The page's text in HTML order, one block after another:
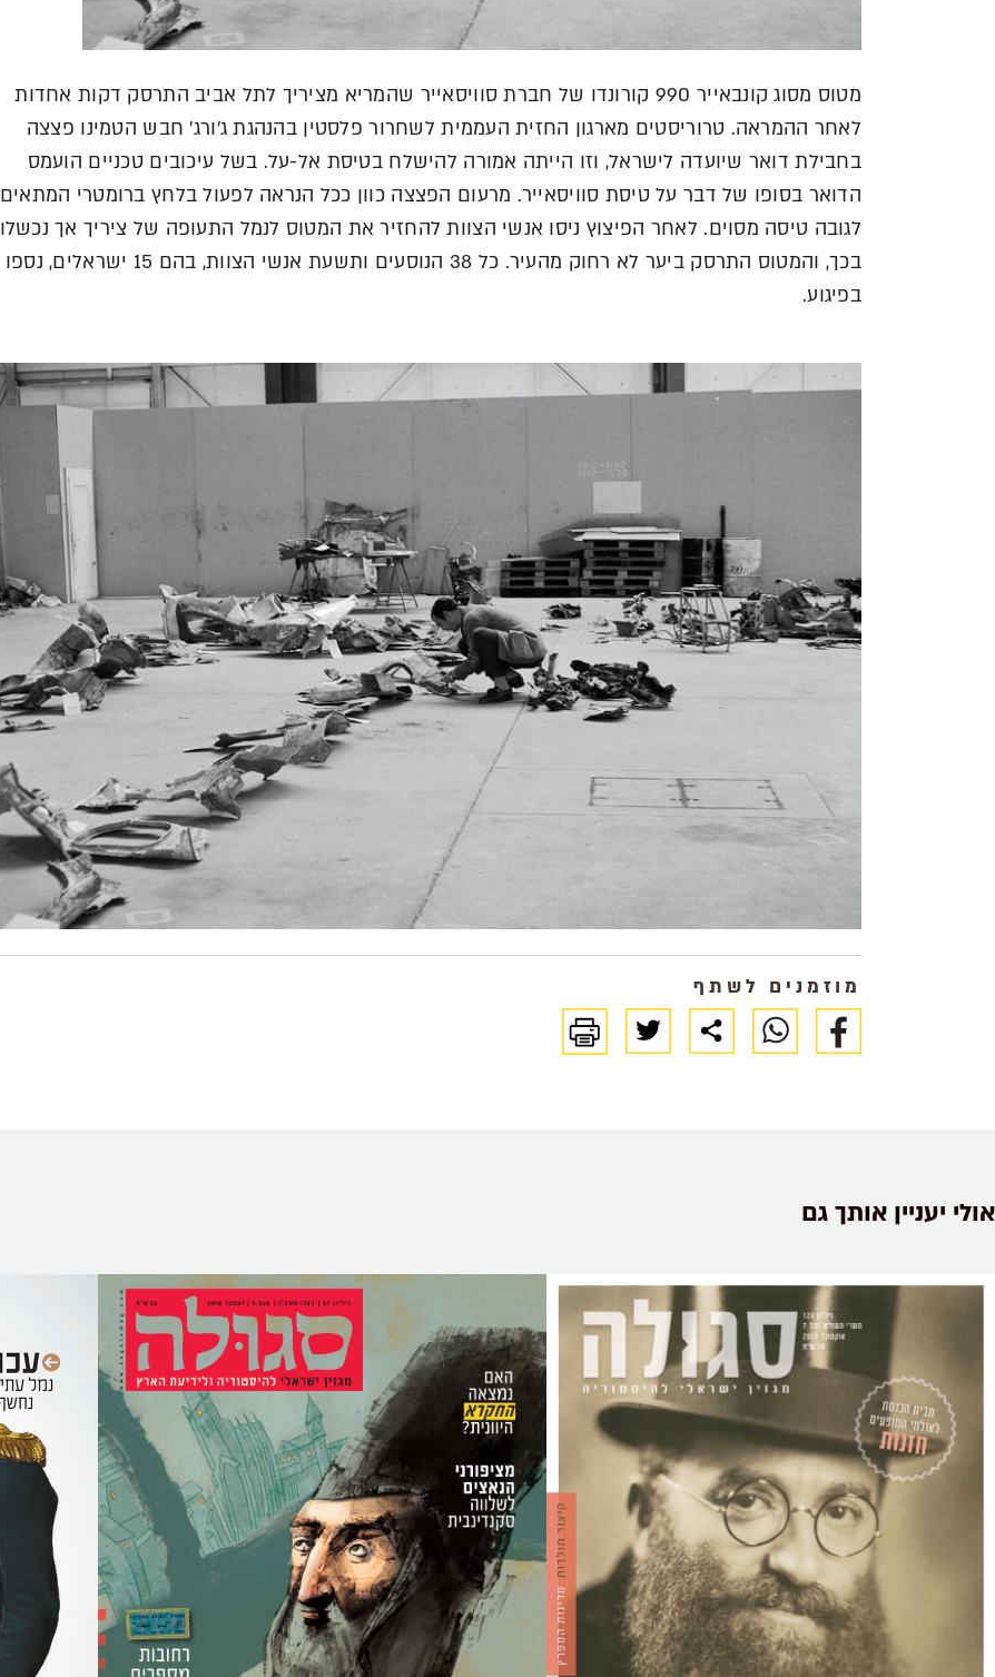
מטוס מסוג קונבאייר 990 קורונדו של חברת סוויסאייר שהמריא מציריך לתל אביב התרסק דקות אחדות
לאחר ההמראה. טרוריסטים מארגון החזית העממית לשחרור פלסטין בהנהגת ג’ורג’ חבש הטמינו פצצה
בחבילת דואר שיועדה לישראל, וזו הייתה אמורה להישלח בטיסת אל-על. בשל עיכובים טכניים הועמס
הדואר בסופו של דבר על טיסת סוויסאייר. מרעום הפצצה כוון ככל הנראה לפעול בלחץ ברומטרי המתאים
לגובה טיסה מסוים. לאחר הפיצוץ ניסו אנשי הצוות להחזיר את המטוס לנמל התעופה של ציריך אך נכשלו
בכך, והמטוס התרסק ביער לא רחוק מהעיר. כל 38 הנוסעים ותשעת אנשי הצוות, בהם 15 ישראלים, נספו
בפיגוע.
מוזמנים לשתף
אולי יעניין אותך גם